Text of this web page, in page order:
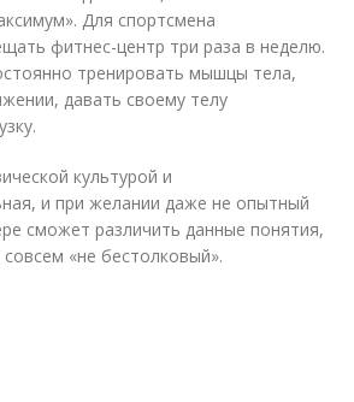
Для спортсмена
фитнес-центр три раза в неделю.
тренировать мышцы тела,
давать своему телу
культурой и
и при желании даже не опытный
сможет различить данные понятия,
«не бестолковый».